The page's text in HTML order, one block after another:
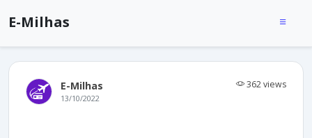
E-Milhas
E-Milhas 362 views
13/10/2022